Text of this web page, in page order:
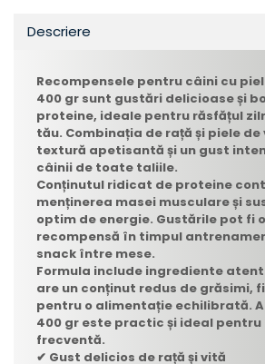
Descriere
Recompensele pentru câini cu
400 gr sunt gustări delicioase și
proteine, ideale pentru răsfățul
tău. Combinația de rață și piele
textură apetisantă și un gust
câinii de toate taliile.
Conținutul ridicat de proteine
menținerea masei musculare și
optim de energie. Gustările pot fi
recompensă în timpul
snack între mese.
Formula include ingrediente
are un conținut redus de grăsimi,
pentru o alimentație echilibrată.
400 gr este practic și ideal
frecventă.
✔ Gust delicios de rață și vită